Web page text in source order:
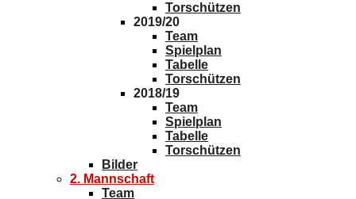
Torschützen
2019/20
Team
Spielplan
Tabelle
Torschützen
2018/19
Team
Spielplan
Tabelle
Torschützen
Bilder
2. Mannschaft
Team